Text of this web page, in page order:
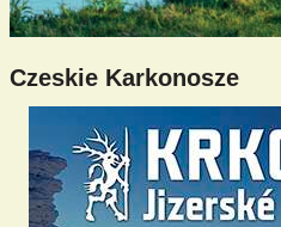
Czeskie Karkonosze